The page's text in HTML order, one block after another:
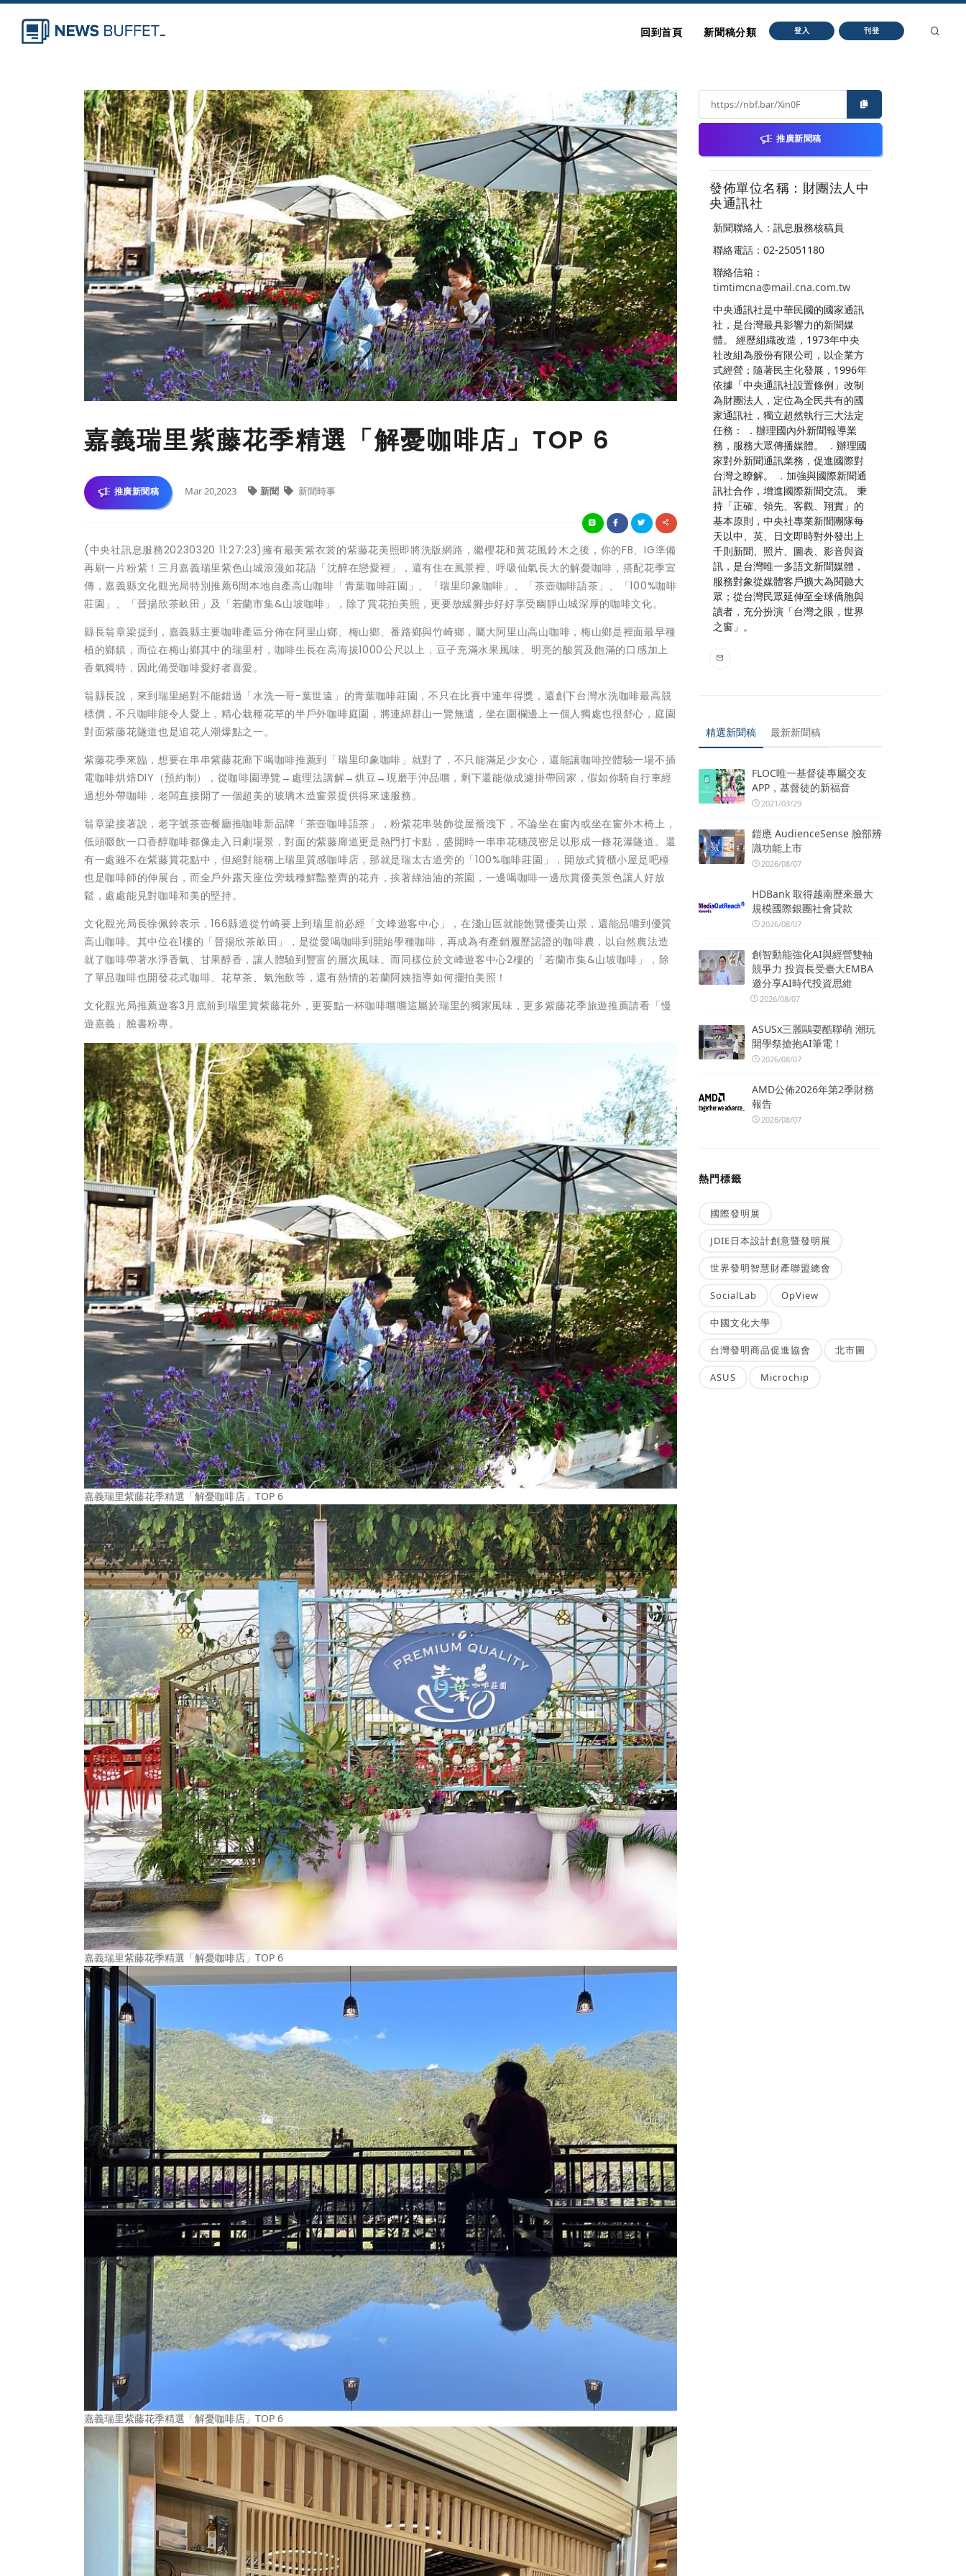
回到首頁 新聞稿分類 登入 刊登
嘉義瑞里紫藤花季精選「解憂咖啡店」TOP 6
推廣新聞稿 Mar 20,2023 新聞 新聞時事
(中央社訊息服務20230320 11:27:23)擁有最美紫衣裳的紫藤花美照即將洗版網路，繼櫻花和黃花風鈴木之後，你的FB、IG準備
再刷一片粉紫！三月嘉義瑞里紫色山城浪漫如花語「沈醉在戀愛裡」，還有住在風景裡、呼吸仙氣長大的解憂咖啡，搭配花季宣
傳，嘉義縣文化觀光局特別推薦6間本地自產高山咖啡「青葉咖啡莊園」、「瑞里印象咖啡」、「茶壺咖啡語茶」、「100%咖啡
莊園」、「晉揚欣茶畝田」及「若蘭市集&山坡咖啡」，除了賞花拍美照，更要放緩腳步好好享受幽靜山城深厚的咖啡文化。
縣長翁章梁提到，嘉義縣主要咖啡產區分佈在阿里山鄉、梅山鄉、番路鄉與竹崎鄉，屬大阿里山高山咖啡，梅山鄉是裡面最早種
植的鄉鎮，而位在梅山鄉其中的瑞里村，咖啡生長在高海拔1000公尺以上，豆子充滿水果風味、明亮的酸質及飽滿的口感加上
香氣獨特，因此備受咖啡愛好者喜愛。
翁縣長說，來到瑞里絕對不能錯過「水洗一哥-葉世遠」的青葉咖啡莊園，不只在比賽中連年得獎，還創下台灣水洗咖啡最高競
標價，不只咖啡能令人愛上，精心栽種花草的半戶外咖啡庭園，將連綿群山一覽無遺，坐在圍欄邊上一個人獨處也很舒心，庭園
對面紫藤花隧道也是追花人潮爆點之一。
紫藤花季來臨，想要在串串紫藤花廊下喝咖啡推薦到「瑞里印象咖啡」就對了，不只能滿足少女心，還能讓咖啡控體驗一場不插
電咖啡烘焙DIY（預約制），從咖啡園導覽→處理法講解→烘豆→現磨手沖品嚐，剩下還能做成濾掛帶回家，假如你騎自行車經
過想外帶咖啡，老闆直接開了一個超美的玻璃木造窗景提供得來速服務。
翁章梁接著說，老字號茶壺餐廳推咖啡新品牌「茶壺咖啡語茶」，粉紫花串裝飾從屋簷洩下，不論坐在窗內或坐在窗外木椅上，
低頭啜飲一口香醇咖啡都像走入日劇場景，對面的紫藤廊道更是熱門打卡點，盛開時一串串花穗茂密足以形成一條花瀑隧道。還
有一處雖不在紫藤賞花點中，但絕對能稱上瑞里質感咖啡店，那就是瑞太古道旁的「100%咖啡莊園」，開放式貨櫃小屋是吧檯
也是咖啡師的伸展台，而全戶外露天座位旁栽種鮮豔整齊的花卉，挨著綠油油的茶園，一邊喝咖啡一邊欣賞優美景色讓人好放
鬆，處處能見對咖啡和美的堅持。
文化觀光局長徐佩鈴表示，166縣道從竹崎要上到瑞里前必經「文峰遊客中心」，在淺山區就能飽覽優美山景，還能品嚐到優質
高山咖啡。其中位在1樓的「晉揚欣茶畝田」，是從愛喝咖啡到開始學種咖啡，再成為有產銷履歷認證的咖啡農，以自然農法造
就了咖啡帶著水淨香氣、甘果醇香，讓人體驗到豐富的層次風味。而同樣位於文峰遊客中心2樓的「若蘭市集&山坡咖啡」，除
了單品咖啡也開發花式咖啡、花草茶、氣泡飲等，還有熱情的若蘭阿姨指導如何擺拍美照！
文化觀光局推薦遊客3月底前到瑞里賞紫藤花外，更要點一杯咖啡嚐嚐這屬於瑞里的獨家風味，更多紫藤花季旅遊推薦請看「慢
遊嘉義」臉書粉專。
嘉義瑞里紫藤花季精選「解憂咖啡店」TOP 6
嘉義瑞里紫藤花季精選「解憂咖啡店」TOP 6
嘉義瑞里紫藤花季精選「解憂咖啡店」TOP 6
推廣新聞稿
發佈單位名稱：財團法人中
央通訊社
新聞聯絡人：訊息服務核稿員
聯絡電話：02-25051180
聯絡信箱：
timtimcna@mail.cna.com.tw
中央通訊社是中華民國的國家通訊
社，是台灣最具影響力的新聞媒
體。 經歷組織改造，1973年中央
社改組為股份有限公司，以企業方
式經營；隨著民主化發展，1996年
依據「中央通訊社設置條例」改制
為財團法人，定位為全民共有的國
家通訊社，獨立超然執行三大法定
任務： ．辦理國內外新聞報導業
務，服務大眾傳播媒體。 ．辦理國
家對外新聞通訊業務，促進國際對
台灣之瞭解。 ．加強與國際新聞通
訊社合作，增進國際新聞交流。 秉
持「正確、領先、客觀、翔實」的
基本原則，中央社專業新聞團隊每
天以中、英、日文即時對外發出上
千則新聞、照片、圖表、影音與資
訊，是台灣唯一多語文新聞媒體，
服務對象從媒體客戶擴大為閱聽大
眾；從台灣民眾延伸至全球僑胞與
讀者，充分扮演「台灣之眼，世界
之窗」。
精選新聞稿 最新新聞稿
FLOC唯一基督徒專屬交友
APP，基督徒的新福音
2021/03/29
鎧應 AudienceSense 臉部辨
識功能上市
2026/08/07
HDBank 取得越南歷來最大
規模國際銀團社會貸款
2026/08/07
創智動能強化AI與經營雙軸
競爭力 投資長受臺大EMBA
邀分享AI時代投資思維
2026/08/07
ASUSx三麗鷗耍酷聯萌 潮玩
開學祭搶抱AI筆電！
2026/08/07
AMD公佈2026年第2季財務
報告
2026/08/07
熱門標籤
國際發明展
JDIE日本設計創意暨發明展
世界發明智慧財產聯盟總會
SocialLab OpView
中國文化大學
台灣發明商品促進協會 北市圖
ASUS Microchip